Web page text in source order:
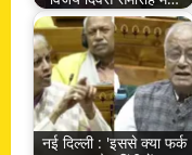
नई दिल्ली : 'इससे क्या फर्क